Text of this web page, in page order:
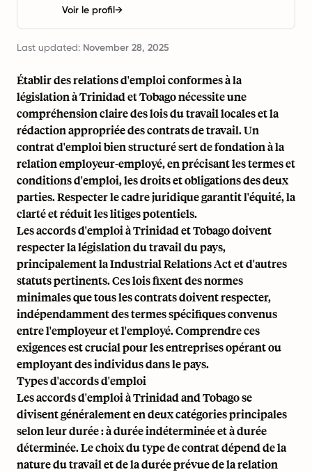
Voir le profil→
Last updated: November 28, 2025
Établir des relations d'emploi conformes à la
législation à Trinidad et Tobago nécessite une
compréhension claire des lois du travail locales et la
rédaction appropriée des contrats de travail. Un
contrat d'emploi bien structuré sert de fondation à la
relation employeur-employé, en précisant les termes et
conditions d'emploi, les droits et obligations des deux
parties. Respecter le cadre juridique garantit l'équité, la
clarté et réduit les litiges potentiels.
Les accords d'emploi à Trinidad et Tobago doivent
respecter la législation du travail du pays,
principalement la Industrial Relations Act et d'autres
statuts pertinents. Ces lois fixent des normes
minimales que tous les contrats doivent respecter,
indépendamment des termes spécifiques convenus
entre l'employeur et l'employé. Comprendre ces
exigences est crucial pour les entreprises opérant ou
employant des individus dans le pays.
Types d'accords d'emploi
Les accords d'emploi à Trinidad and Tobago se
divisent généralement en deux catégories principales
selon leur durée : à durée indéterminée et à durée
déterminée. Le choix du type de contrat dépend de la
nature du travail et de la durée prévue de la relation